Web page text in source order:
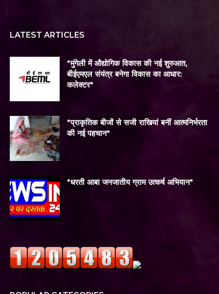
LATEST ARTICLES
*मुंगेली में औद्योगिक विकास की नई शुरुआत,
बीईएमएल संयंत्र बनेगा विकास का आधार:
कलेक्टर*
*प्राकृतिक बीजों से सजी राखियां बनीं आत्मनिर्भरता
की नई पहचान*
*धरती आबा जनजातीय ग्राम उत्कर्ष अभियान*